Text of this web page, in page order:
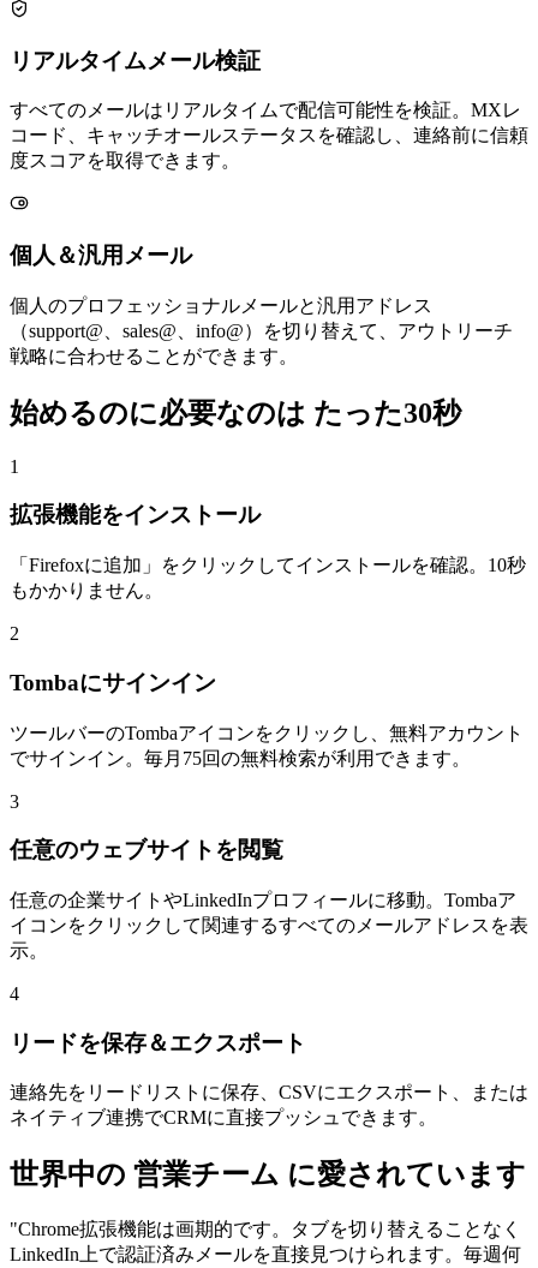
リアルタイムメール検証
すべてのメールはリアルタイムで配信可能性を検証。MXレ
コード、キャッチオールステータスを確認し、連絡前に信頼
度スコアを取得できます。
個人＆汎用メール
個人のプロフェッショナルメールと汎用アドレス
（support@、sales@、info@）を切り替えて、アウトリーチ
戦略に合わせることができます。
始めるのに必要なのは たった30秒
1
拡張機能をインストール
「Firefoxに追加」をクリックしてインストールを確認。10秒
もかかりません。
2
Tombaにサインイン
ツールバーのTombaアイコンをクリックし、無料アカウント
でサインイン。毎月75回の無料検索が利用できます。
3
任意のウェブサイトを閲覧
任意の企業サイトやLinkedInプロフィールに移動。Tombaア
イコンをクリックして関連するすべてのメールアドレスを表
示。
4
リードを保存＆エクスポート
連絡先をリードリストに保存、CSVにエクスポート、または
ネイティブ連携でCRMに直接プッシュできます。
世界中の 営業チーム に愛されています
"Chrome拡張機能は画期的です。タブを切り替えることなく
LinkedIn上で認証済みメールを直接見つけられます。毎週何